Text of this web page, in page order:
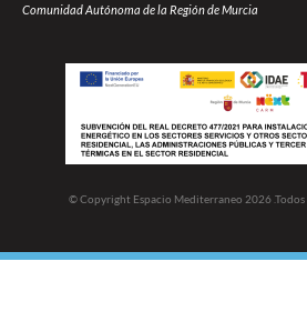
Comunidad Autónoma de la Región de Murcia
© Copyright Espacio Mediterraneo 2026 .Todos